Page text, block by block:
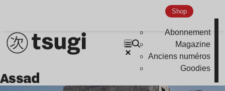
Shop
Abonnement
Magazine
Anciens numéros
Goodies
Indie
assad